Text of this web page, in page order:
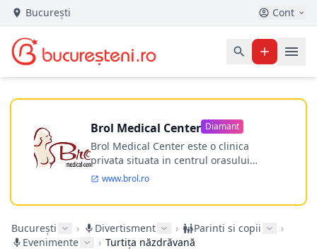
București Cont
Brol Medical Center Diamant
Brol Medical Center este o clinica
privata situata in centrul orasului
Timisoara avand o experienta de
Incepand din anul 2009 clinica isi
ultramodern.
www.brol.ro
București › Divertisment › Parinti si copii
›
Evenimente
› Turtița năzdrăvană